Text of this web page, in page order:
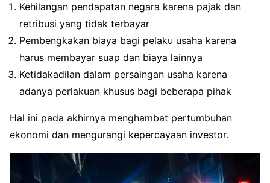
Kehilangan pendapatan negara karena pajak dan
retribusi yang tidak terbayar
Pembengkakan biaya bagi pelaku usaha karena
harus membayar suap dan biaya lainnya
Ketidakadilan dalam persaingan usaha karena
adanya perlakuan khusus bagi beberapa pihak
Hal ini pada akhirnya menghambat pertumbuhan
ekonomi dan mengurangi kepercayaan investor.